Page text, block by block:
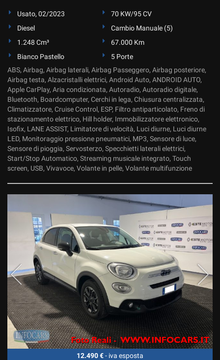
Usato, 02/2023
70 KW/95 CV
Diesel
Cambio Manuale (5)
1.248 Cm³
67.000 Km
Bianco Pastello
5 Porte
ABS, Airbag, Airbag laterali, Airbag Passeggero, Airbag posteriore,
Airbag testa, Alzacristalli elettrici, Android Auto, ANDROID AUTO,
Apple CarPlay, Aria condizionata, Autoradio, Autoradio digitale,
Bluetooth, Boardcomputer, Cerchi in lega, Chiusura centralizzata,
Climatizzatore, Cruise Control, ESP, Filtro antiparticolato, Freno di
stazionamento elettrico, Hill holder, Immobilizzatore elettronico,
Isofix, LANE ASSIST, Limitatore di velocità, Luci diurne, Luci diurne
LED, Monitoraggio pressione pneumatici, MP3, Sensore di luce,
Sensore di pioggia, Servosterzo, Specchietti laterali elettrici,
Start/Stop Automatico, Streaming musicale integrato, Touch
screen, USB, Vivavoce, Volante in pelle, Volante multifunzione
12.490 €- iva esposta